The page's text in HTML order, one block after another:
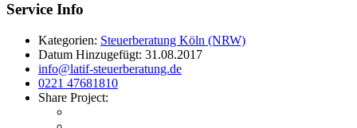
Service Info
Kategorien: Steuerberatung Köln (NRW)
Datum Hinzugefügt: 31.08.2017
info@latif-steuerberatung.de
0221 47681810
Share Project: